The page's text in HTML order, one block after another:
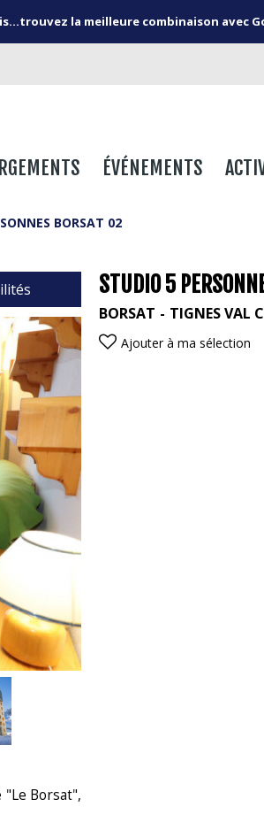
la meilleure combinaison avec
ÉVÉNEMENTS
BORSAT 02
STUDIO 5
BORSAT TIGNES VAL
Ajouter à ma sélection
Borsat",